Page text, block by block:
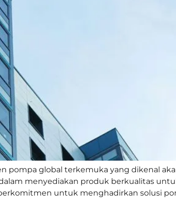
pompa global terkemuka yang dikenal
menyediakan produk berkualitas
untuk menghadirkan solusi